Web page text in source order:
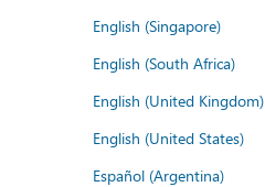
English (Singapore)
English (South Africa)
English (United Kingdom)
English (United States)
Español (Argentina)